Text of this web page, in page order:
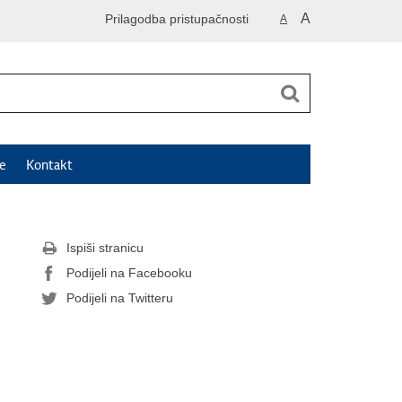
A A
Prilagodba pristupačnosti
Kontakt
Ispiši stranicu
Podijeli na Facebooku
Podijeli na Twitteru